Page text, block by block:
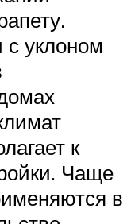
уклоном
к
Чаще
в